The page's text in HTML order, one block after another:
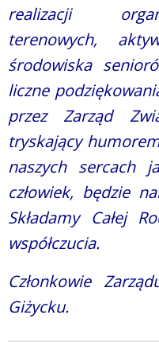
realizacji
terenowych,
środowiska
liczne
przez Zarząd
tryskający
naszych sercach
człowiek, będzie
Składamy Całej
współczucia.
Członkowie
Giżycku.